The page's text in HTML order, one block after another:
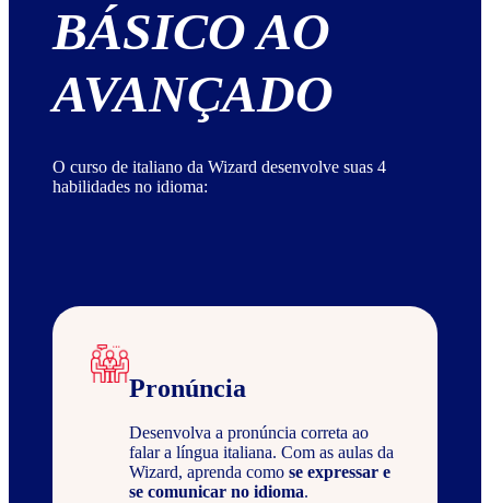
BÁSICO AO
AVANÇADO
O curso de italiano da Wizard desenvolve suas 4
habilidades no idioma:
Pronúncia
Desenvolva a pronúncia correta ao
falar a língua italiana. Com as aulas da
Wizard, aprenda como se expressar e
se comunicar no idioma.